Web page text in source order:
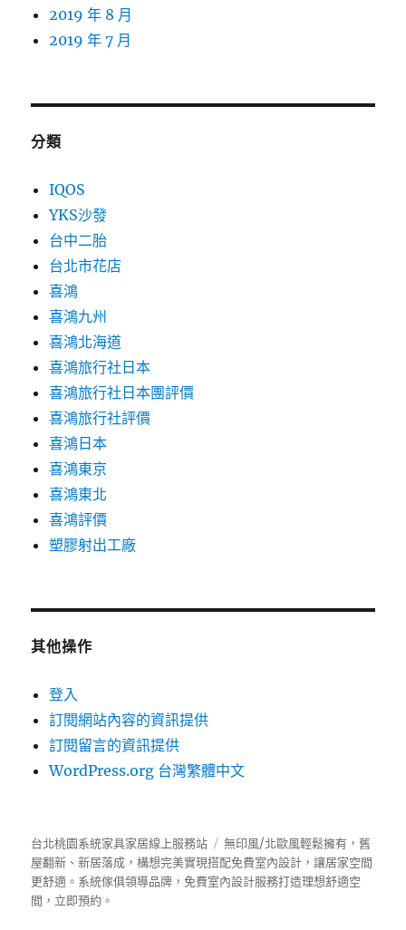
2019 年 8 月
2019 年 7 月
分類
IQOS
YKS沙發
台中二胎
台北市花店
喜鴻
喜鴻九州
喜鴻北海道
喜鴻旅行社日本
喜鴻旅行社日本團評價
喜鴻旅行社評價
喜鴻日本
喜鴻東京
喜鴻東北
喜鴻評價
塑膠射出工廠
其他操作
登入
訂閱網站內容的資訊提供
訂閱留言的資訊提供
WordPress.org 台灣繁體中文
台北桃園系統家具家居線上服務站
無印風/北歐風輕鬆擁有，舊
屋翻新、新居落成，構想完美實現搭配免費室內設計，讓居家空間
更舒適。 系統傢俱領導品牌，免費室內設計服務打造理想舒適空
間，立即預約。